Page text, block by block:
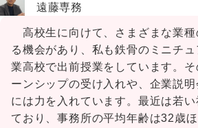
遠藤専務
高校生に向けて、さまざまな業種
る機会があり、私も鉄骨のミニチ
業高校で出前授業をしています。
ーンシップの受け入れや、企業説
には力を入れています。最近は若
ており、事務所の平均年齢は32歳